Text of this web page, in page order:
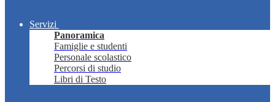
Servizi
Panoramica
Famiglie e studenti
Personale scolastico
Percorsi di studio
Libri di Testo